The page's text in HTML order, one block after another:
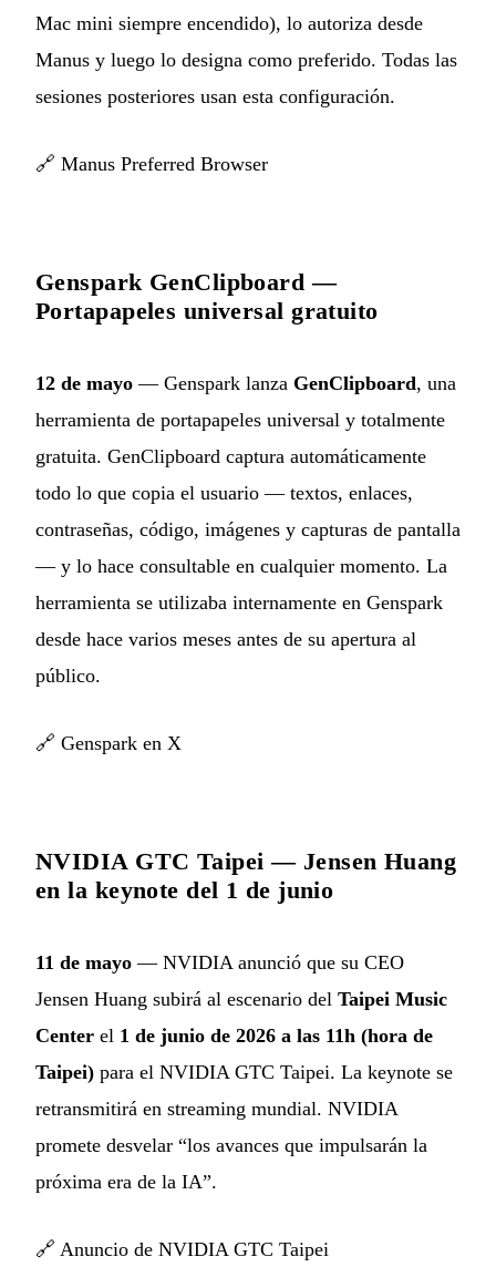
Mac mini siempre encendido), lo autoriza desde
Manus y luego lo designa como preferido. Todas las
sesiones posteriores usan esta configuración.
🔗 Manus Preferred Browser
Genspark GenClipboard —
Portapapeles universal gratuito
12 de mayo — Genspark lanza GenClipboard, una
herramienta de portapapeles universal y totalmente
gratuita. GenClipboard captura automáticamente
todo lo que copia el usuario — textos, enlaces,
contraseñas, código, imágenes y capturas de pantalla
— y lo hace consultable en cualquier momento. La
herramienta se utilizaba internamente en Genspark
desde hace varios meses antes de su apertura al
público.
🔗 Genspark en X
NVIDIA GTC Taipei — Jensen Huang
en la keynote del 1 de junio
11 de mayo — NVIDIA anunció que su CEO
Jensen Huang subirá al escenario del Taipei Music
Center el 1 de junio de 2026 a las 11h (hora de
Taipei) para el NVIDIA GTC Taipei. La keynote se
retransmitirá en streaming mundial. NVIDIA
promete desvelar “los avances que impulsarán la
próxima era de la IA”.
🔗 Anuncio de NVIDIA GTC Taipei